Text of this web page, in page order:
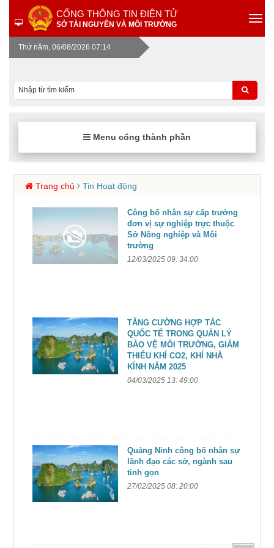
CỔNG THÔNG TIN ĐIỆN TỬ
SỞ TÀI NGUYÊN VÀ MÔI TRƯỜNG
Thứ năm, 06/08/2026 07:14
Menu cổng thành phần
Trang chủ Tin Hoạt động
Công bố nhân sự cấp trưởng
đơn vị sự nghiệp trực thuộc
Sở Nông nghiệp và Môi
trường
12/03/2025 09: 34:00
TĂNG CƯỜNG HỢP TÁC
QUỐC TẾ TRONG QUẢN LÝ
BẢO VỆ MÔI TRƯỜNG, GIẢM
THIỂU KHÍ CO2, KHÍ NHÀ
KÍNH NĂM 2025
04/03/2025 13: 49:00
Quảng Ninh công bố nhân sự
lãnh đạo các sở, ngành sau
tinh gọn
27/02/2025 08: 20:00